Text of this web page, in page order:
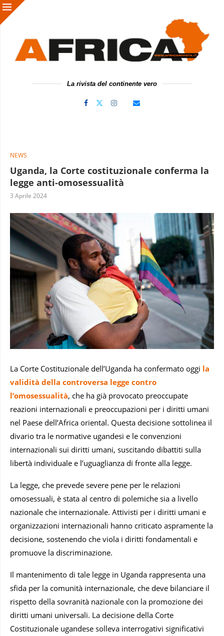
La rivista del continente vero
NEWS
Uganda, la Corte costituzionale conferma la
legge anti-omosessualità
3 Aprile 2024
La Corte Costituzionale dell’Uganda ha confermato oggi la
validità della controversa legge contro
l’omosessualità, che ha già provocato preoccupate
reazioni internazionali e preoccupazioni per i diritti umani
nel Paese dell’Africa oriental. Questa decisione sottolinea il
divario tra le normative ugandesi e le convenzioni
internazionali sui diritti umani, suscitando dibattiti sulla
libertà individuale e l’uguaglianza di fronte alla legge.
La legge, che prevede severe pene per le relazioni
omosessuali, è stata al centro di polemiche sia a livello
nazionale che internazionale. Attivisti per i diritti umani e
organizzazioni internazionali hanno criticato aspramente la
decisione, sostenendo che viola i diritti fondamentali e
promuove la discriminazione.
Il mantenimento di tale legge in Uganda rappresenta una
sfida per la comunità internazionale, che deve bilanciare il
rispetto della sovranità nazionale con la promozione dei
diritti umani universali. La decisione della Corte
Costituzionale ugandese solleva interrogativi significativi